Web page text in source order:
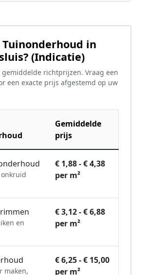
in
(Indicatie)
gemiddelde richtprijzen. Vraag een
een exacte prijs afgestemd op uw
Gemiddelde
prijs
€ 1,88 - € 4,38
per m²
en
€ 3,12 - € 6,88
per m²
maken,
€ 6,25 - € 15,00
per m²